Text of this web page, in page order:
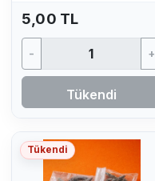
5,00 TL
- +
Tükendi
Tükendi